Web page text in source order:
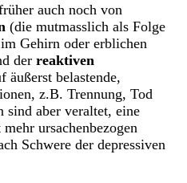
auch noch von
(die mutmasslich als Folge
Gehirn oder erblichen
der reaktiven
äußerst belastende,
z.B. Trennung, Tod
aber veraltet, eine
ursachenbezogen
Schwere der depressiven